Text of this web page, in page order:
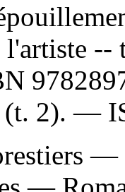
--
(t. 2). —
—